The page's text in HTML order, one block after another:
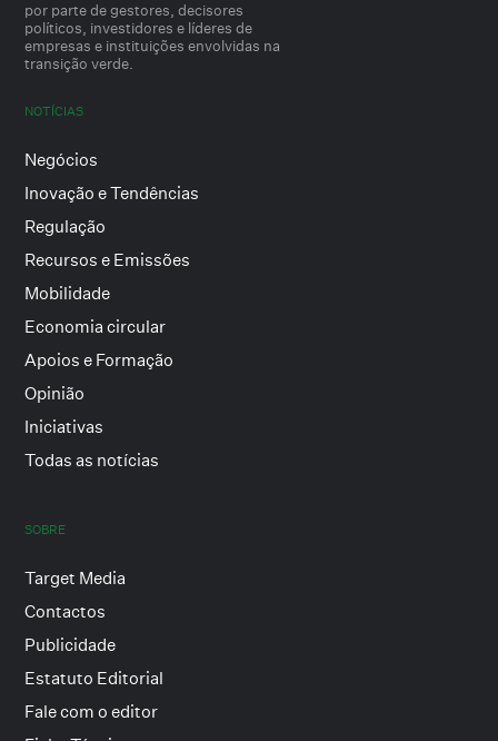
por parte de gestores, decisores
políticos, investidores e líderes de
empresas e instituições envolvidas na
transição verde.
NOTÍCIAS
Negócios
Inovação e Tendências
Regulação
Recursos e Emissões
Mobilidade
Economia circular
Apoios e Formação
Opinião
Iniciativas
Todas as notícias
SOBRE
Target Media
Contactos
Publicidade
Estatuto Editorial
Fale com o editor